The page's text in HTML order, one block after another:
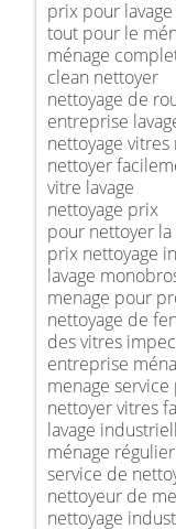
prix pour
tout pour le
ménage
clean nettoyer
nettoyage de
entreprise
nettoyage vitres
nettoyer
vitre lavage
nettoyage prix
pour nettoyer la
prix nettoyage
lavage
menage pour
nettoyage de
des vitres
entreprise
menage service
nettoyer vitres
lavage
ménage régulier
service de
nettoyeur de
nettoyage